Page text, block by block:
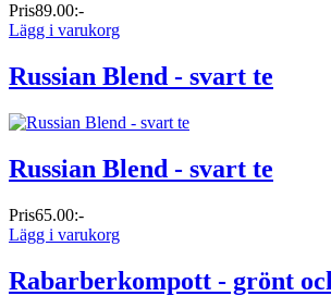
Pris89.00:-
Lägg i varukorg
Russian Blend - svart te
Russian Blend - svart te
Pris65.00:-
Lägg i varukorg
Rabarberkompott - grönt